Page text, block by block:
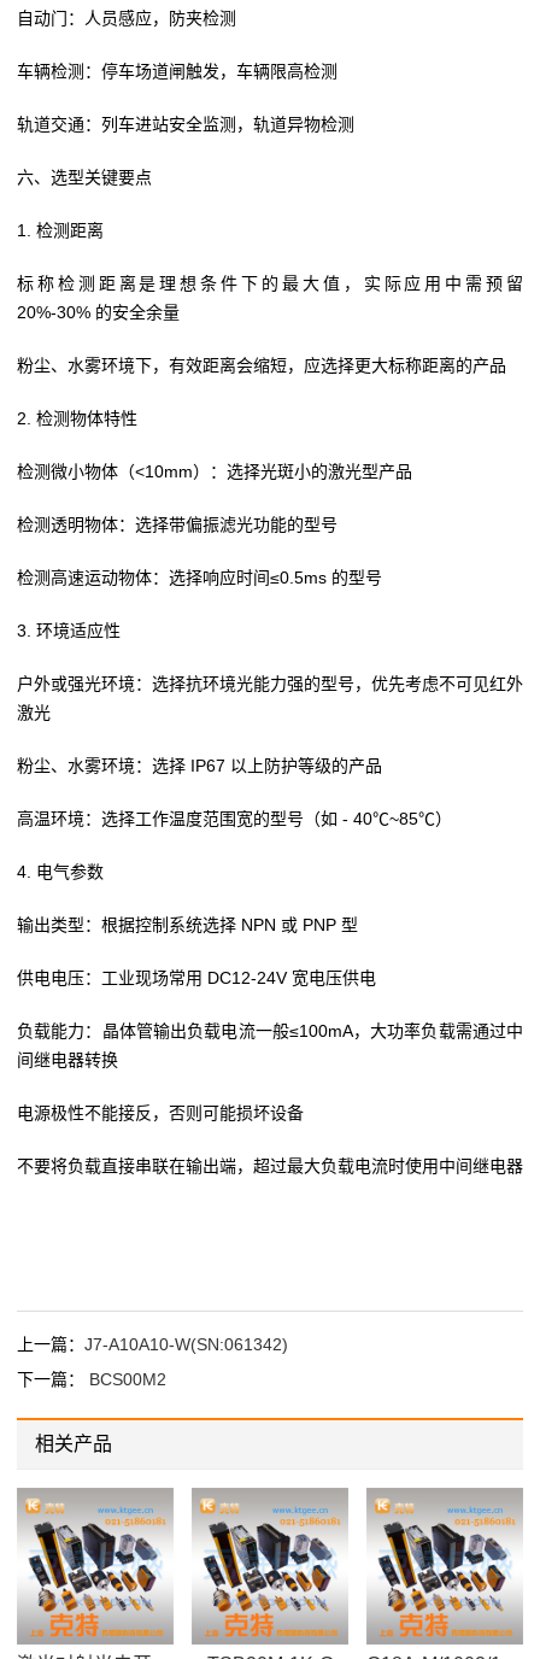
自动门：人员感应，防夹检测
车辆检测：停车场道闸触发，车辆限高检测
轨道交通：列车进站安全监测，轨道异物检测
六、选型关键要点
1. 检测距离
标称检测距离是理想条件下的最大值，实际应用中需预留
20%-30% 的安全余量
粉尘、水雾环境下，有效距离会缩短，应选择更大标称距离的产品
2. 检测物体特性
检测微小物体（<10mm）：选择光斑小的激光型产品
检测透明物体：选择带偏振滤光功能的型号
检测高速运动物体：选择响应时间≤0.5ms 的型号
3. 环境适应性
户外或强光环境：选择抗环境光能力强的型号，优先考虑不可见红外
激光
粉尘、水雾环境：选择 IP67 以上防护等级的产品
高温环境：选择工作温度范围宽的型号（如 - 40℃~85℃）
4. 电气参数
输出类型：根据控制系统选择 NPN 或 PNP 型
供电电压：工业现场常用 DC12-24V 宽电压供电
负载能力：晶体管输出负载电流一般≤100mA，大功率负载需通过中
间继电器转换
电源极性不能接反，否则可能损坏设备
不要将负载直接串联在输出端，超过最大负载电流时使用中间继电器
上一篇： J7-A10A10-W(SN:061342)
下一篇： BCS00M2
相关产品